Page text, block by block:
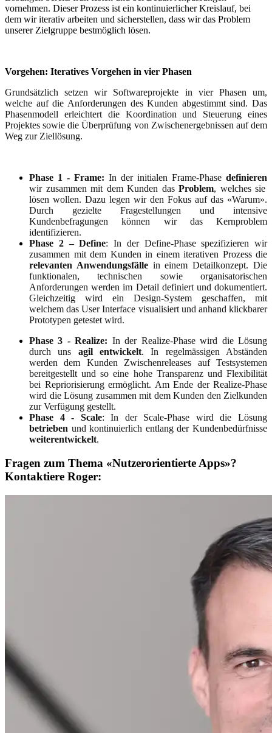
vornehmen. Dieser Prozess ist ein kontinuierlicher Kreislauf, bei
dem wir iterativ arbeiten und sicherstellen, dass wir das Problem
unserer Zielgruppe bestmöglich lösen.
Vorgehen: Iteratives Vorgehen in vier Phasen
Grundsätzlich setzen wir Softwareprojekte in vier Phasen um,
welche auf die Anforderungen des Kunden abgestimmt sind. Das
Phasenmodell erleichtert die Koordination und Steuerung eines
Projektes sowie die Überprüfung von Zwischenergebnissen auf dem
Weg zur Ziellösung.
Phase 1 - Frame: In der initialen Frame-Phase definieren
wir zusammen mit dem Kunden dasProblem, welches sie
lösen wollen. Dazu legen wir den Fokus auf das «Warum».
Durch gezielte Fragestellungen und intensive
Kundenbefragungen können wir das Kernproblem
identifizieren.
Phase 2 – Define: In der Define-Phase spezifizieren wir
zusammen mit dem Kunden in einem iterativen Prozess die
relevanten Anwendungsfällein einem Detailkonzept. Die
funktionalen, technischen sowie organisatorischen
Anforderungen werden im Detail definiert und dokumentiert.
Gleichzeitig wird ein Design-System geschaffen, mit
welchem das User Interface visualisiert und anhand klickbarer
Prototypen getestet wird.
Phase 3 - Realize: In der Realize-Phase wird die Lösung
durch uns agil entwickelt. In regelmässigen Abständen
werden dem Kunden Zwischenreleases auf Testsystemen
bereitgestellt und so eine hohe Transparenz und Flexibilität
bei Repriorisierung ermöglicht. Am Ende der Realize-Phase
wird die Lösung zusammen mit dem Kunden den Zielkunden
zur Verfügung gestellt.
Phase 4 - Scale: In der Scale-Phase wird die Lösung
betrieben und kontinuierlich entlang der Kundenbedürfnisse
weiterentwickelt.
Fragen zum Thema «Nutzerorientierte Apps»?
Kontaktiere Roger: